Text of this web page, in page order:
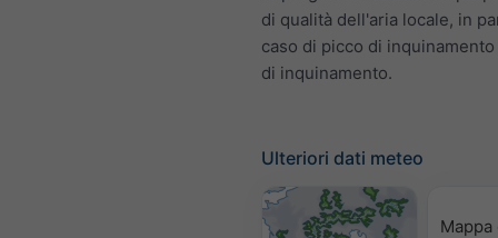
di qualità dell'aria locale, in
caso di picco di
di inquinamento.
Ulteriori dati meteo